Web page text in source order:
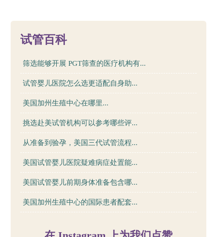
试管百科
筛选能够开展 PGT筛查的医疗机构有...
试管婴儿医院怎么选更适配自身助...
美国加州生殖中心在哪里...
挑选赴美试管机构可以参考哪些评...
从准备到验孕，美国三代试管流程...
美国试管婴儿医院疑难病症处置能...
美国试管婴儿前期身体准备包含哪...
美国加州生殖中心的国际患者配套...